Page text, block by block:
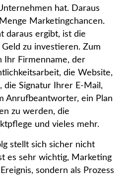
hat. Daraus
Marketingchancen.
daraus ergibt, ist die
zu investieren. Zum
Ihr Firmenname, der
die Website,
die Signatur Ihrer E-Mail,
Anrufbeantworter, ein Plan
zu werden, die
und vieles mehr.
stellt sich sicher nicht
es sehr wichtig, Marketing
sondern als Prozess